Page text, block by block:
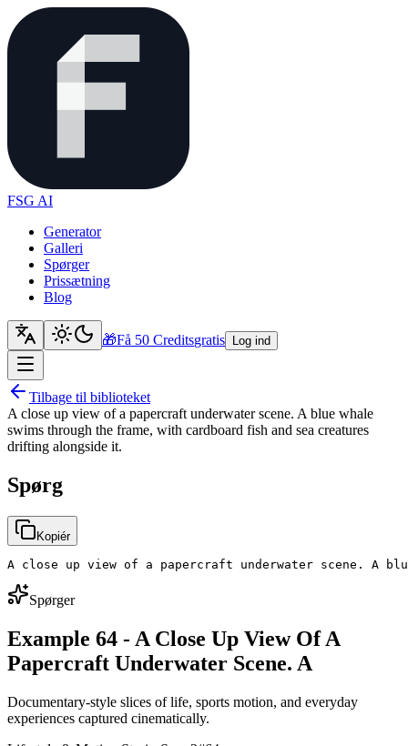
FSG AI
Generator
Galleri
Spørger
Prissætning
Blog
🎁Få 50 Creditsgratis Log ind
Tilbage til biblioteket
A close up view of a papercraft underwater scene. A blue whale
swims through the frame, with cardboard fish and sea creatures
drifting alongside it.
Spørg
Kopiér
A close up view of a papercraft underwater scene. A
Spørger
Example 64 - A Close Up View Of A
Papercraft Underwater Scene. A
Documentary-style slices of life, sports motion, and everyday
experiences captured cinematically.